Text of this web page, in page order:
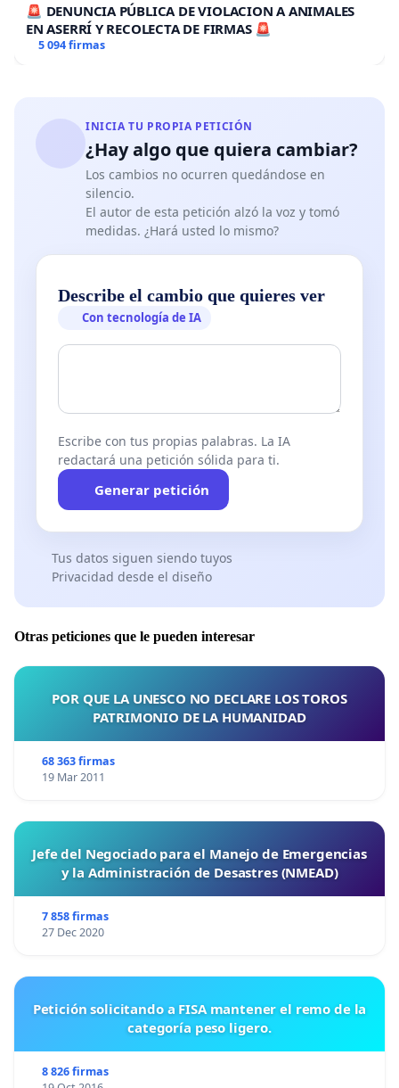
🚨 DENUNCIA PÚBLICA DE VIOLACION A ANIMALES
EN ASERRÍ Y RECOLECTA DE FIRMAS 🚨
5 094 firmas
INICIA TU PROPIA PETICIÓN
¿Hay algo que quiera cambiar?
Los cambios no ocurren quedándose en
silencio.
El autor de esta petición alzó la voz y tomó
medidas. ¿Hará usted lo mismo?
Describe el cambio que quieres ver
Con tecnología de IA
Escribe con tus propias palabras. La IA
redactará una petición sólida para ti.
Generar petición
Tus datos siguen siendo tuyos
Privacidad desde el diseño
Otras peticiones que le pueden interesar
POR QUE LA UNESCO NO DECLARE LOS TOROS
PATRIMONIO DE LA HUMANIDAD
68 363 firmas
19 Mar 2011
Jefe del Negociado para el Manejo de Emergencias
y la Administración de Desastres (NMEAD)
7 858 firmas
27 Dec 2020
Petición solicitando a FISA mantener el remo de la
categoría peso ligero.
8 826 firmas